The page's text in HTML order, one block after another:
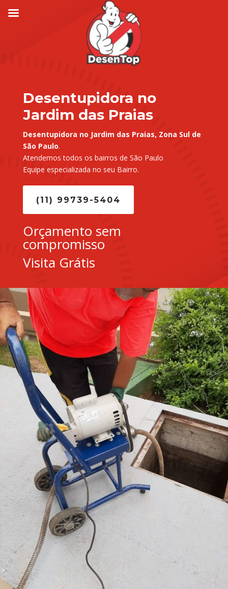
Desentupidora no
Jardim das Praias
Desentupidora no Jardim das Praias, Zona Sul de
São Paulo.
Atendemos todos os bairros de São Paulo
Equipe especializada no seu Bairro.
(11) 99739-5404
Orçamento sem
compromisso
Visita Grátis